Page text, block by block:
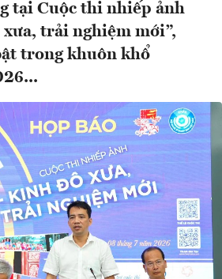
tại Cuộc thi nhiếp ảnh
trải nghiệm mới”,
trong khuôn khổ